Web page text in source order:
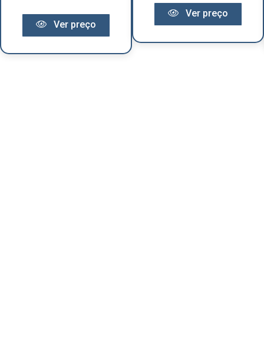
Ver preço
Ver preço